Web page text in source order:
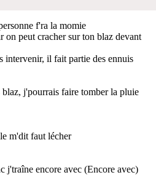
f'ra la momie
on peut cracher sur ton blaz devant
intervenir, il fait partie des ennuis
j'pourrais faire tomber la pluie
m'dit faut lécher
j'traîne encore avec (Encore avec)